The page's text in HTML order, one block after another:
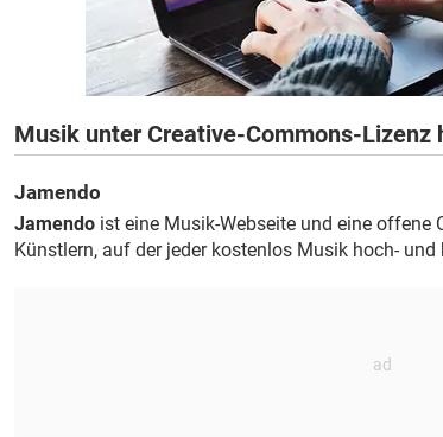
Musik unter Creative-Commons-Lizenz
Jamendo
Jamendo ist eine Musik-Webseite und eine offene
Künstlern, auf der jeder kostenlos Musik hoch- und